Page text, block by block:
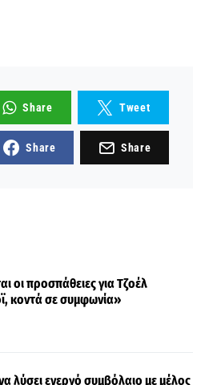
Share Tweet
Share Share
οι προσπάθειες για Τζοέλ
κοντά σε συμφωνία»
λύσει ενεργό συμβόλαιο με μέλος